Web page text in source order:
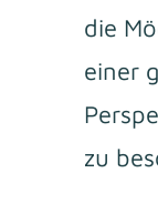
die
einer
zu